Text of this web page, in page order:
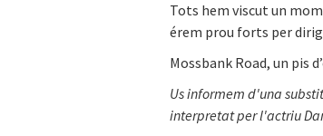
Tots hem viscut un
érem prou forts per
Mossbank Road, un pis
Us informem d'una
interpretat per l'actriu